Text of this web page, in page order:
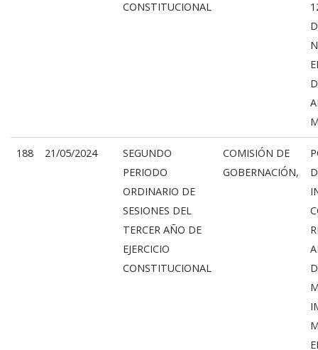
CONSTITUCIONAL
188 21/05/2024
SEGUNDO
PERIODO
ORDINARIO DE
SESIONES DEL
TERCER AÑO DE
EJERCICIO
CONSTITUCIONAL
COMISIÓN DE
GOBERNACIÓN,